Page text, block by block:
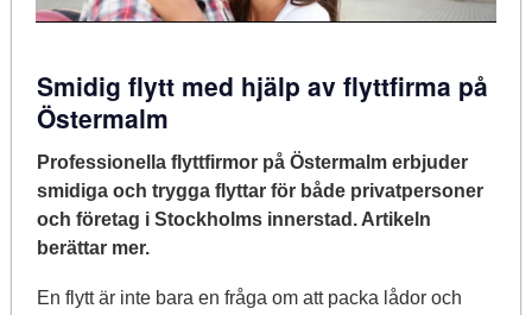
Smidig flytt med hjälp av flyttfirma på
Östermalm
Professionella flyttfirmor på Östermalm erbjuder
smidiga och trygga flyttar för både privatpersoner
och företag i Stockholms innerstad. Artikeln
berättar mer.
En flytt är inte bara en fråga om att packa lådor och